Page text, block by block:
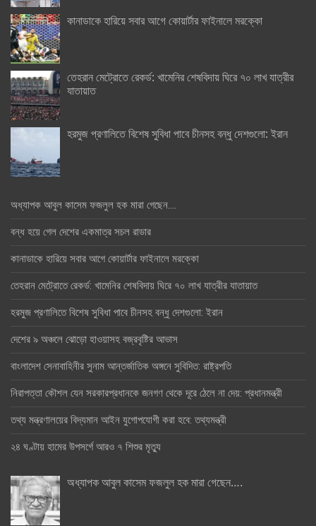
কানাডাকে হারিয়ে সবার আগে কোয়ার্টার ফাইনালে মরক্কো
তেহরান মেট্রোতে রেকর্ড: খামেনির শেষবিদায় ঘিরে ৭০ লাখ যাত্রীর
যাতায়াত
হরমুজ প্রণালিতে বিশেষ সুবিধা পাবে চীনসহ বন্ধু দেশগুলো: ইরান
অধ্যাপক আবুল কাসেম ফজলুল হক মারা গেছেন….
বন্ধ হয়ে গেল দেশের একমাত্র সচল রাডার
কানাডাকে হারিয়ে সবার আগে কোয়ার্টার ফাইনালে মরক্কো
তেহরান মেট্রোতে রেকর্ড: খামেনির শেষবিদায় ঘিরে ৭০ লাখ যাত্রীর যাতায়াত
হরমুজ প্রণালিতে বিশেষ সুবিধা পাবে চীনসহ বন্ধু দেশগুলো: ইরান
দেশের ৯ অঞ্চলে ঝোড়ো হাওয়াসহ বজ্রবৃষ্টির আভাস
বাংলাদেশ সেনাবাহিনীর সুনাম আন্তর্জাতিক অঙ্গনে সুবিদিত: রাষ্ট্রপতি
নিরাপত্তা কৌশল যেন সরকারপ্রধানকে জনগণ থেকে দূরে ঠেলে না দেয়: প্রধানমন্ত্রী
তথ্য মন্ত্রণালয়ের বিদ্যমান আইন যুগোপযোগী করা হবে: তথ্যমন্ত্রী
২৪ ঘণ্টায় হামের উপসর্গে আরও ৭ শিশুর মৃত্যু
অধ্যাপক আবুল কাসেম ফজলুল হক মারা গেছেন….